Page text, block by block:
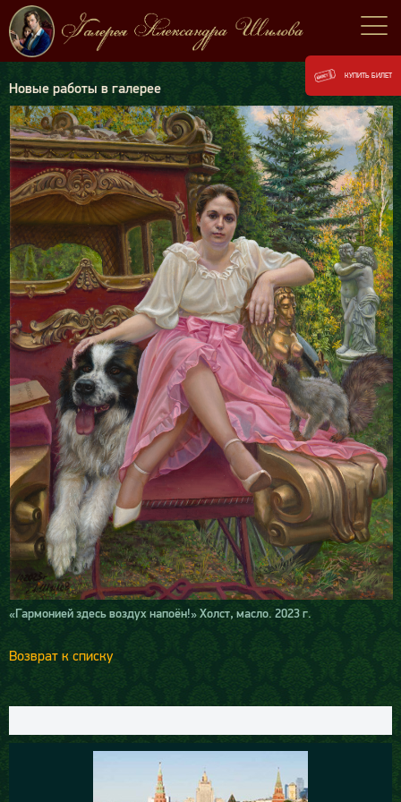
Новые работы в галерее
«Гармонией здесь воздух напоён!» Холст, масло. 2023 г.
Возврат к списку
КУПИТЬ БИЛЕТ